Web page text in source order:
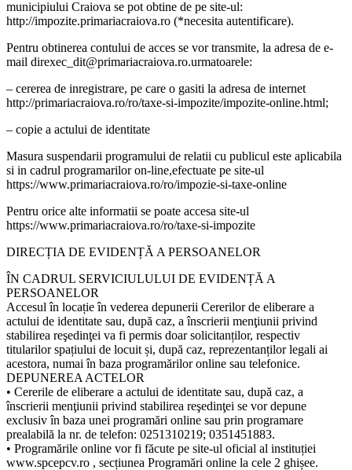
municipiului Craiova se pot obtine de pe site-ul:
http://impozite.primariacraiova.ro (*necesita autentificare).
Pentru obtinerea contului de acces se vor transmite, la adresa de e-
mail direxec_dit@primariacraiova.ro.urmatoarele:
– cererea de inregistrare, pe care o gasiti la adresa de internet
http://primariacraiova.ro/ro/taxe-si-impozite/impozite-online.html;
– copie a actului de identitate
Masura suspendarii programului de relatii cu publicul este aplicabila
si in cadrul programarilor on-line,efectuate pe site-ul
https://www.primariacraiova.ro/ro/impozie-si-taxe-online
Pentru orice alte informatii se poate accesa site-ul
https://www.primariacraiova.ro/ro/taxe-si-impozite
DIRECȚIA DE EVIDENȚĂ A PERSOANELOR
ÎN CADRUL SERVICIULULUI DE EVIDENȚĂ A
PERSOANELOR
Accesul în locație în vederea depunerii Cererilor de eliberare a
actului de identitate sau, după caz, a înscrierii menţiunii privind
stabilirea reşedinţei va fi permis doar solicitanților, respectiv
titularilor spațiului de locuit și, după caz, reprezentanților legali ai
acestora, numai în baza programărilor online sau telefonice.
DEPUNEREA ACTELOR
• Cererile de eliberare a actului de identitate sau, după caz, a
înscrierii menţiunii privind stabilirea reşedinţei se vor depune
exclusiv în baza unei programări online sau prin programare
prealabilă la nr. de telefon: 0251310219; 0351451883.
• Programările online vor fi făcute pe site-ul oficial al instituției
www.spcepcv.ro , secțiunea Programări online la cele 2 ghișee.